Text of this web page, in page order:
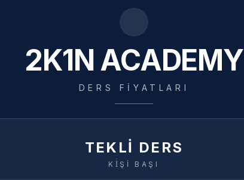
2K1N ACADEMY
DERS FIYATLARI
TEKLİ DERS
Kİ̇Şİ BAŞI